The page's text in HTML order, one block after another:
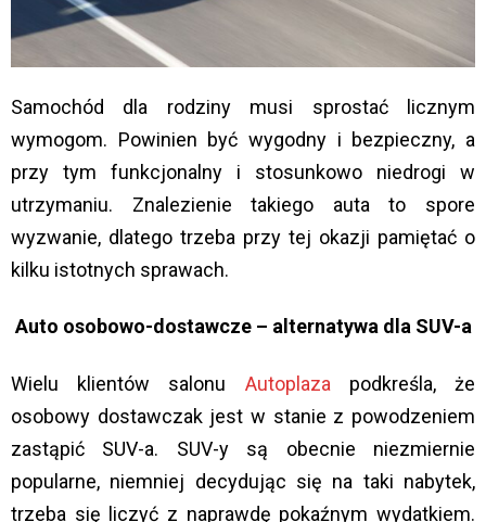
Samochód dla rodziny musi sprostać licznym
wymogom. Powinien być wygodny i bezpieczny, a
przy tym funkcjonalny i stosunkowo niedrogi w
utrzymaniu. Znalezienie takiego auta to spore
wyzwanie, dlatego trzeba przy tej okazji pamiętać o
kilku istotnych sprawach.
Auto osobowo-dostawcze – alternatywa dla SUV-a
Wielu klientów salonu Autoplaza podkreśla, że
osobowy dostawczak jest w stanie z powodzeniem
zastąpić SUV-a. SUV-y są obecnie niezmiernie
popularne, niemniej decydując się na taki nabytek,
trzeba się liczyć z naprawdę pokaźnym wydatkiem.